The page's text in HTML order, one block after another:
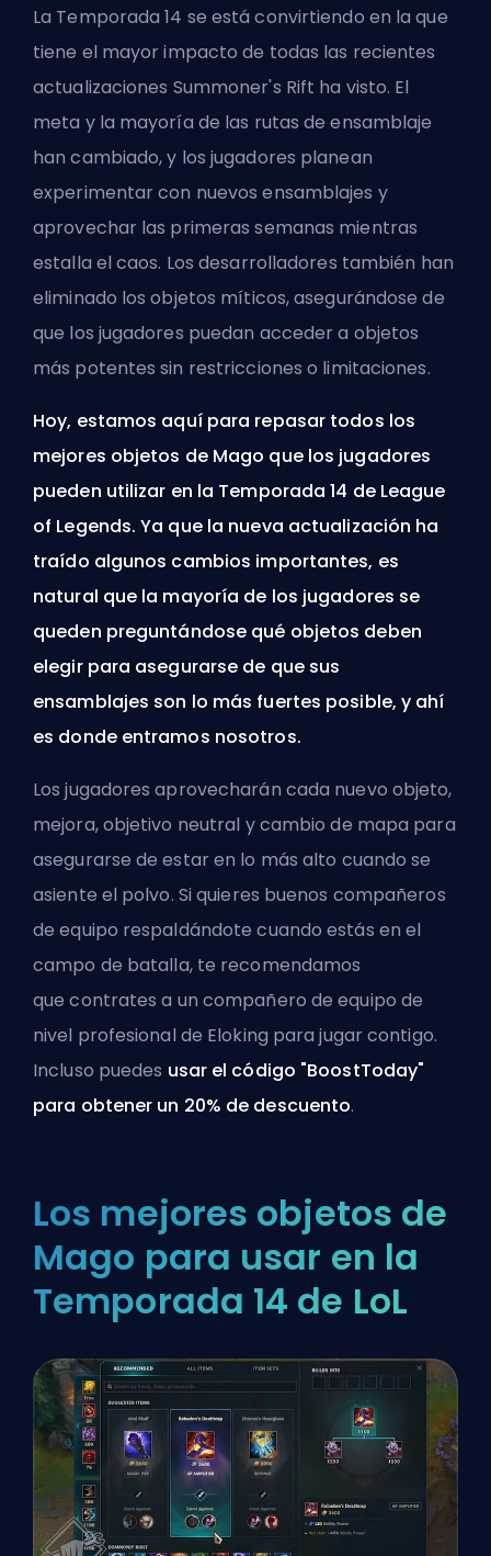
La Temporada 14 se está convirtiendo en la que
tiene el mayor impacto de todas las recientes
actualizaciones Summoner's Rift ha visto. El
meta y la mayoría de las rutas de ensamblaje
han cambiado, y los jugadores planean
experimentar con nuevos ensamblajes y
aprovechar las primeras semanas mientras
estalla el caos. Los desarrolladores también han
eliminado los objetos míticos, asegurándose de
que los jugadores puedan acceder a objetos
más potentes sin restricciones o limitaciones.
Hoy, estamos aquí para repasar todos los
mejores objetos de Mago que los jugadores
pueden utilizar en la Temporada 14 de League
of Legends. Ya que la nueva actualización ha
traído algunos cambios importantes, es
natural que la mayoría de los jugadores se
queden preguntándose qué objetos deben
elegir para asegurarse de que sus
ensamblajes son lo más fuertes posible, y ahí
es donde entramos nosotros.
Los jugadores aprovecharán cada nuevo objeto,
mejora, objetivo neutral y cambio de mapa para
asegurarse de estar en lo más alto cuando se
asiente el polvo. Si quieres buenos compañeros
de equipo respaldándote cuando estás en el
campo de batalla, te recomendamos
quecontrates a un compañero de equipo de
nivel profesional de Eloking para jugar contigo.
Incluso puedes usar el código "BoostToday"
para obtener un 20% de descuento.
Los mejores objetos de
Mago para usar en la
Temporada 14 de LoL